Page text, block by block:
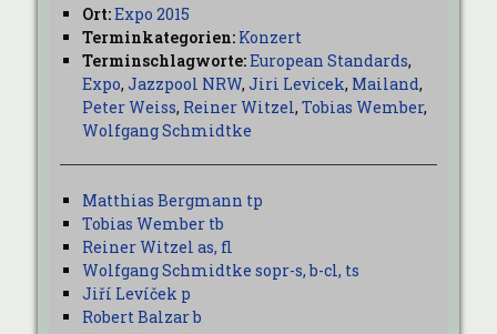
Ort:Expo 2015
Terminkategorien: Konzert
Terminschlagworte:European Standards,
Expo, Jazzpool NRW, Jiri Levicek, Mailand,
Peter Weiss, Reiner Witzel, Tobias Wember,
Wolfgang Schmidtke
Matthias Bergmann tp
Tobias Wember tb
Reiner Witzel as, fl
Wolfgang Schmidtke sopr-s, b-cl, ts
Jiří Levíček p
Robert Balzar b